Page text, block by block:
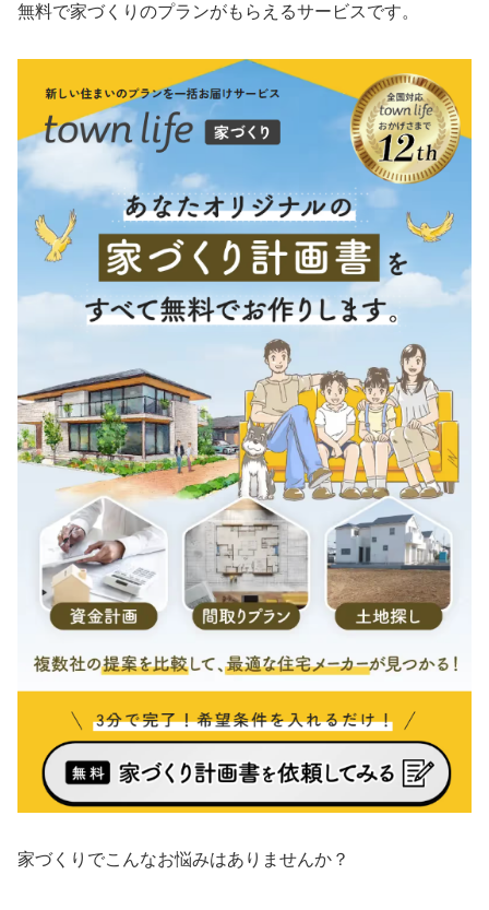
無料で家づくりのプランがもらえるサービスです。
家づくりでこんなお悩みはありませんか？